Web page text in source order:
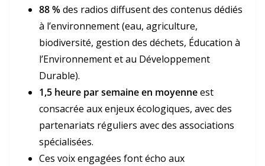
88 %des radios diffusent des contenus dédiés
à l’environnement (eau, agriculture,
biodiversité, gestion des déchets, Éducation à
l’Environnement et au Développement
Durable).
1,5 heure par semaine en moyenneest
consacrée aux enjeux écologiques, avec des
partenariats réguliers avec des associations
spécialisées.
Ces voix engagées font écho aux